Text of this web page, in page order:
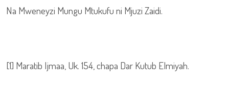
Na Mweneyzi Mungu Mtukufu ni Mjuzi Zaidi.
[1] Maratib Ijmaa, Uk. 154, chapa Dar Kutub Elmiyah.